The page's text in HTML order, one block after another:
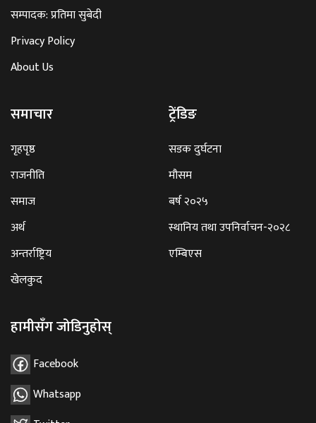
सम्पादक: प्रतिमा सुबेदी
Privacy Policy
About Us
समाचार
गृहपृष्ठ
राजनीति
समाज
अर्थ
अन्तर्राष्ट्रिय
खेलकुद
ट्रेंडिङ
सडक दुर्घटना
मौसम
बर्ष २०२५
स्थानिय तथा उपनिर्वाचन-२०२८
एम्बिएस
हामीसँग जोडिनुहोस्
Facebook
Whatsapp